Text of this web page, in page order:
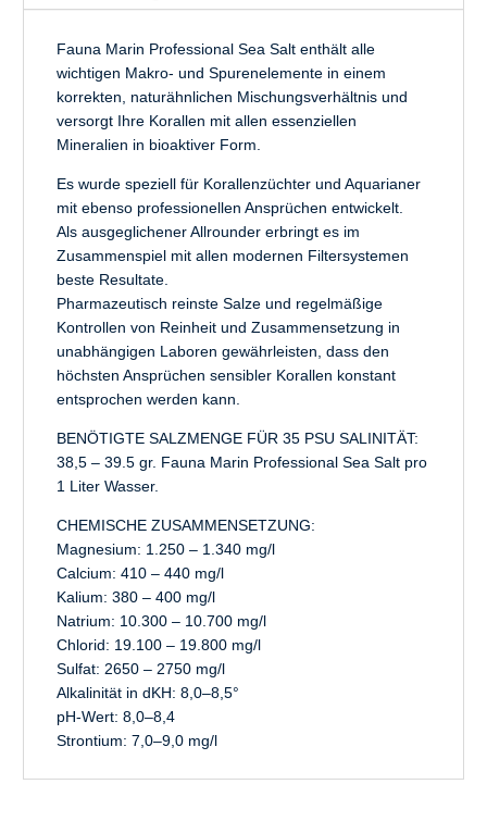
Fauna Marin Professional Sea Salt enthält alle
wichtigen Makro- und Spurenelemente in einem
korrekten, naturähnlichen Mischungsverhältnis und
versorgt Ihre Korallen mit allen essenziellen
Mineralien in bioaktiver Form.
Es wurde speziell für Korallenzüchter und Aquarianer
mit ebenso professionellen Ansprüchen entwickelt.
Als ausgeglichener Allrounder erbringt es im
Zusammenspiel mit allen modernen Filtersystemen
beste Resultate.
Pharmazeutisch reinste Salze und regelmäßige
Kontrollen von Reinheit und Zusammensetzung in
unabhängigen Laboren gewährleisten, dass den
höchsten Ansprüchen sensibler Korallen konstant
entsprochen werden kann.
BENÖTIGTE SALZMENGE FÜR 35 PSU SALINITÄT:
38,5 – 39.5 gr. Fauna Marin Professional Sea Salt pro
1 Liter Wasser.
CHEMISCHE ZUSAMMENSETZUNG:
Magnesium: 1.250 – 1.340 mg/l
Calcium: 410 – 440 mg/l
Kalium: 380 – 400 mg/l
Natrium: 10.300 – 10.700 mg/l
Chlorid: 19.100 – 19.800 mg/l
Sulfat: 2650 – 2750 mg/l
Alkalinität in dKH: 8,0–8,5°
pH-Wert: 8,0–8,4
Strontium: 7,0–9,0 mg/l